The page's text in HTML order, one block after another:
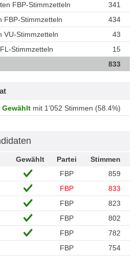
FBP-Stimmzetteln
341
FBP-Stimmzetteln
434
VU-Stimmzetteln
43
Stimmzetteln
15
833
Gewählt mit 1’052 Stimmen (58.4%)
Gewählt Partei
Stimmen
FBP
859
FBP
833
FBP
823
FBP
802
FBP
782
FBP
754